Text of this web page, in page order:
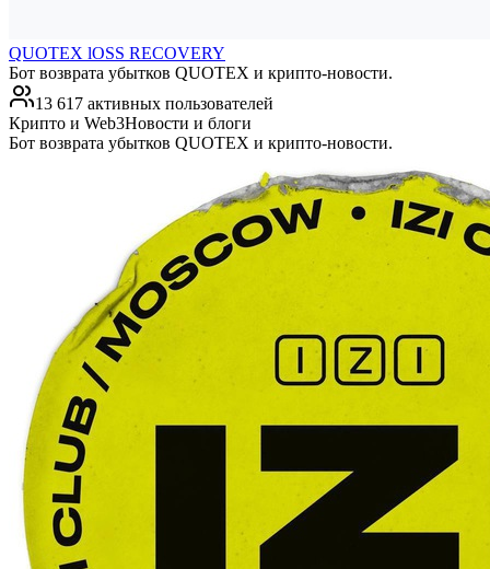
QUOTEX lOSS RECOVERY
Бот возврата убытков QUOTEX и крипто-новости.
13 617 активных пользователей
Крипто и Web3Новости и блоги
Бот возврата убытков QUOTEX и крипто-новости.